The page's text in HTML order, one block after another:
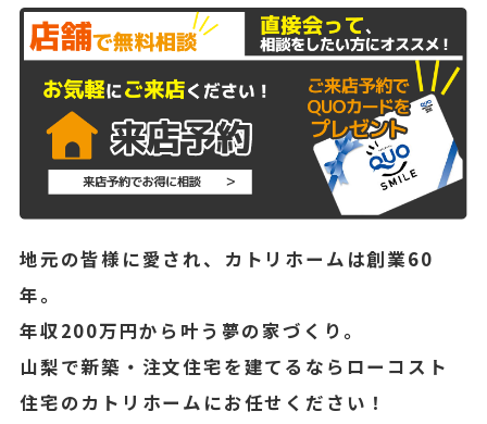
地元の皆様に愛され、カトリホームは創業60
年。
年収200万円から叶う夢の家づくり。
山梨で新築・注文住宅を建てるならローコスト
住宅のカトリホームにお任せください！